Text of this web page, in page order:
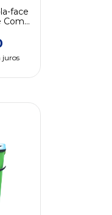
face
Com
juros